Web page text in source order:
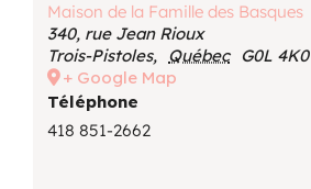
Maison de la Famille des Basques
340, rue Jean Rioux
Trois-Pistoles, Québec G0L 4K0
+ Google Map
Téléphone
418 851-2662